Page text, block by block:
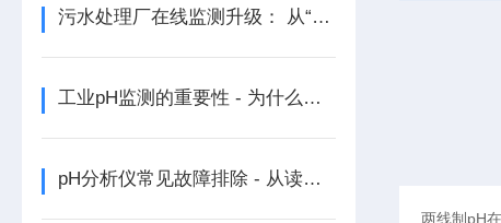
污水处理厂在线监测升级： 从“人工抽检“走向“全天候智能感知“
工业pH监测的重要性 - 为什么你的化工厂需要实时pH监控?
pH分析仪常见故障排除 - 从读数漂移到通讯故障的完整解决方案